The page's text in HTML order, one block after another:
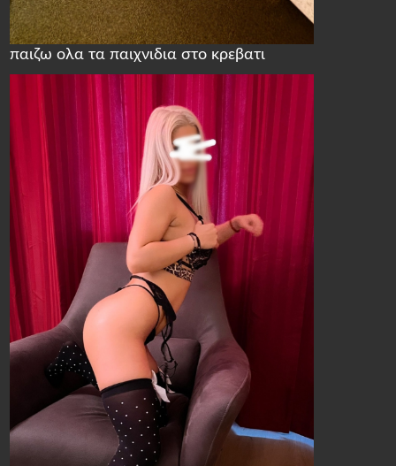
παιζω ολα τα παιχνιδια στο κρεβατι